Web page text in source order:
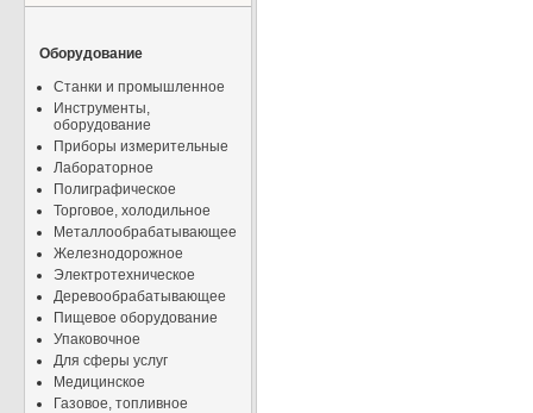
Оборудование
Станки и промышленное
Инструменты,
оборудование
Приборы измерительные
Лабораторное
Полиграфическое
Торговое, холодильное
Металлообрабатывающее
Железнодорожное
Электротехническое
Деревообрабатывающее
Пищевое оборудование
Упаковочное
Для сферы услуг
Медицинское
Газовое, топливное